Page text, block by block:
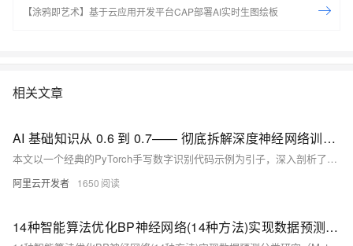
【涂鸦即艺术】基于云应用开发平台CAP部署AI实时生图绘板
相关文章
AI 基础知识从 0.6 到 0.7—— 彻底拆解深度神经网络训练的五大核心步骤
本文以一个经典的PyTorch手写数字识别代码示例为引子，深入剖析了简洁代码背后隐藏的深度神经网络（DNN）训练全过程。
阿里云开发者 1650
14种智能算法优化BP神经网络(14种方法)实现数据预测分类研究（Matlab代码实现）